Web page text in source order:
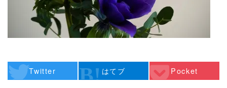
Twitter はてブ Pocket